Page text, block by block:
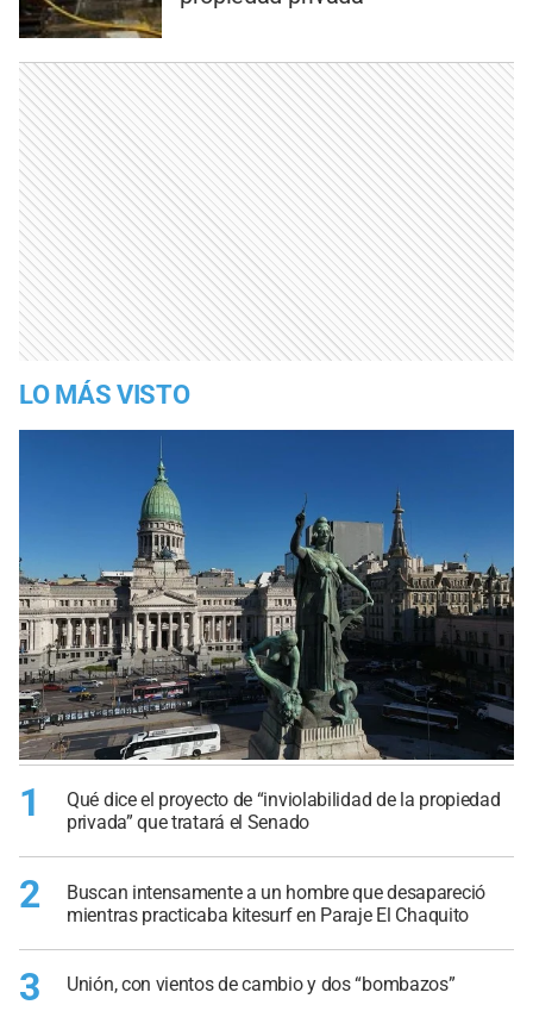
LO MÁS VISTO
1
Qué dice el proyecto de “inviolabilidad de la propiedad
privada” que tratará el Senado
2
Buscan intensamente a un hombre que desapareció
mientras practicaba kitesurf en Paraje El Chaquito
3 Unión, con vientos de cambio y dos “bombazos”